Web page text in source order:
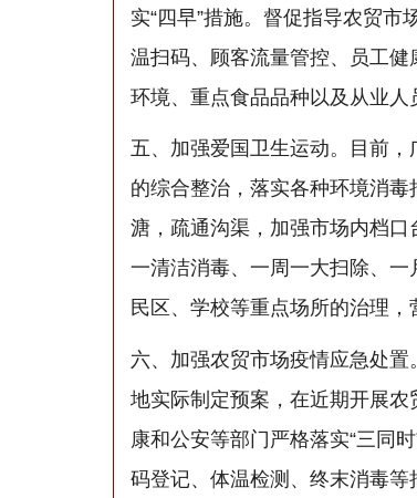
实“四早”措施。督促指导农贸
温扫码、顾客流量管控、员工
环境、重点食品品种以及从业人
五、加强爱国卫生运动。目前
的综合整治，落实各种环境消
溏，疏通沟渠，加强市场内档
一清洁消毒、一周一大扫除、
民区、学校等重点场所的治理，
六、加强农贸市场疫情应急处
地实际制定预案，在近期开展
康和公安等部门严格落实“三同
码登记、体温检测、终末消毒等